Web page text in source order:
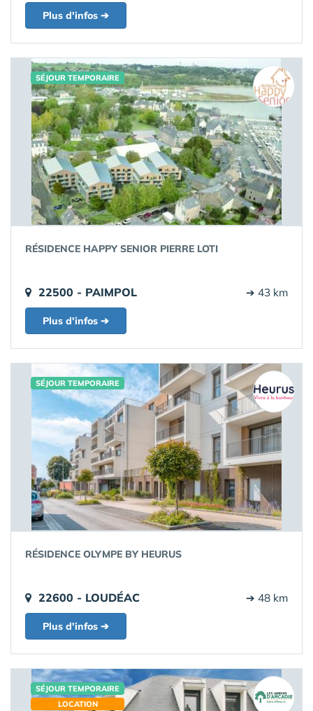
Plus d'infos ➔
SÉJOUR TEMPORAIRE
RÉSIDENCE HAPPY SENIOR PIERRE LOTI
22500 - PAIMPOL ➔ 43 km
Plus d'infos ➔
SÉJOUR TEMPORAIRE
RÉSIDENCE OLYMPE BY HEURUS
22600 - LOUDÉAC ➔ 48 km
Plus d'infos ➔
SÉJOUR TEMPORAIRE
LOCATION